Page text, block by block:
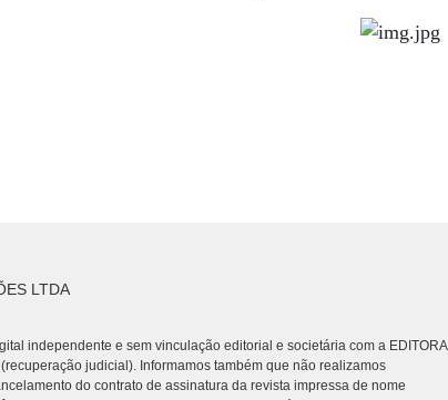
LTDA
independente e sem vinculação editorial e societária com a EDITORA
judicial). Informamos também que não realizamos
do contrato de assinatura da revista impressa de nome